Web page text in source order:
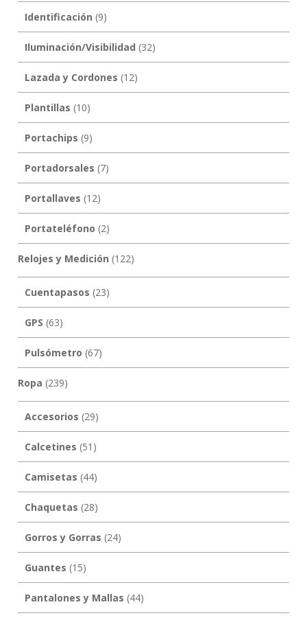
Identificación (9)
Iluminación/Visibilidad (32)
Lazada y Cordones (12)
Plantillas (10)
Portachips (9)
Portadorsales (7)
Portallaves (12)
Portateléfono (2)
Relojes y Medición (122)
Cuentapasos (23)
GPS (63)
Pulsómetro (67)
Ropa (239)
Accesorios (29)
Calcetines (51)
Camisetas (44)
Chaquetas (28)
Gorros y Gorras (24)
Guantes (15)
Pantalones y Mallas (44)